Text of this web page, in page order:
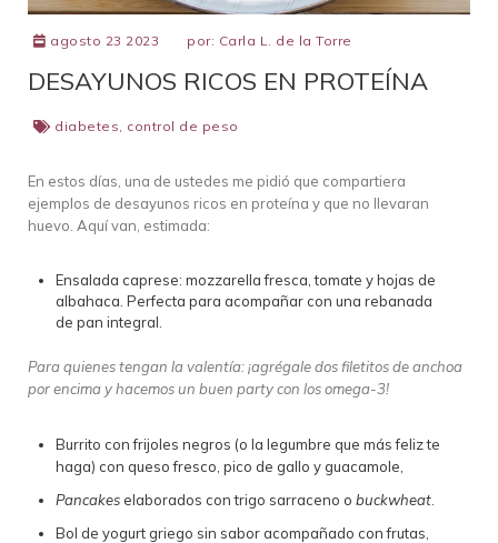
agosto 23 2023 por: Carla L. de la Torre
DESAYUNOS RICOS EN PROTEÍNA
diabetes control de peso
En estos días, una de ustedes me pidió que compartiera
ejemplos de desayunos ricos en proteína y que no llevaran
huevo. Aquí van, estimada:
Ensalada caprese: mozzarella fresca, tomate y hojas de
albahaca. Perfecta para acompañar con una rebanada
de pan integral.
Para quienes tengan la valentía: ¡agrégale dos filetitos de anchoa
por encima y hacemos un buen party con los omega-3!
Burrito con frijoles negros (o la legumbre que más feliz te
haga) con queso fresco, pico de gallo y guacamole,
Pancakes elaborados con trigo sarraceno o buckwheat
Bol de yogurt griego sin sabor acompañado con frutas,